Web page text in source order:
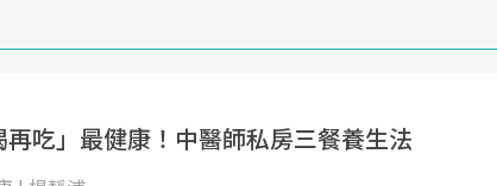
再吃」最健康！中醫師私房三餐養生法